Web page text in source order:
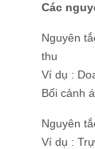
Các
Nguyên
thu
Ví dụ :
Bối cảnh
Nguyên
Ví dụ :